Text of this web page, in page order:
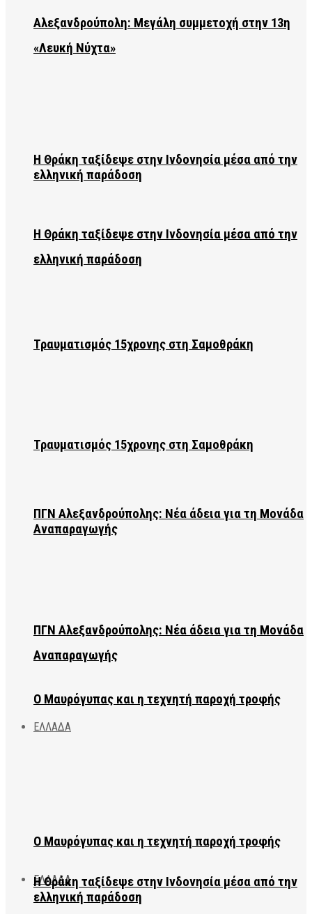
Αλεξανδρούπολη: Μεγάλη συμμετοχή στην 13η
«Λευκή Νύχτα»
Η Θράκη ταξίδεψε στην Ινδονησία μέσα από την
ελληνική παράδοση
Τραυματισμός 15χρονης στη Σαμοθράκη
ΠΓΝ Αλεξανδρούπολης: Νέα άδεια για τη Μονάδα
Αναπαραγωγής
Ο Μαυρόγυπας και η τεχνητή παροχή τροφής
ΕΛΛΑΔΑ
Η Θράκη ταξίδεψε στην Ινδονησία μέσα από την
ελληνική παράδοση
Τραυματισμός 15χρονης στη Σαμοθράκη
ΠΓΝ Αλεξανδρούπολης: Νέα άδεια για τη Μονάδα
Αναπαραγωγής
Ο Μαυρόγυπας και η τεχνητή παροχή τροφής
ΕΛΛΑΔΑ
Η Θράκη ταξίδεψε στην Ινδονησία μέσα από την
ελληνική παράδοση